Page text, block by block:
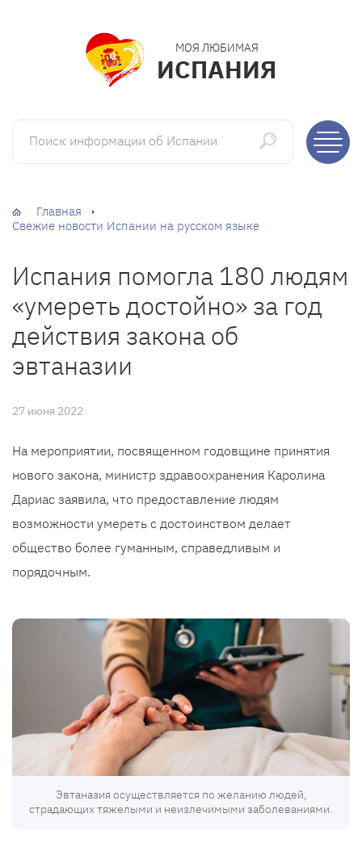
МОЯ ЛЮБИМАЯ
ИСПАНИЯ
Поиск информации об Испании
Главная
Свежие новости Испании на русском языке
Испания помогла 180 людям
«умереть достойно» за год
действия закона об
эвтаназии
27 июня 2022
На мероприятии, посвященном годовщине принятия
нового закона, министр здравоохранения Каролина
Дариас заявила, что предоставление людям
возможности умереть с достоинством делает
общество более гуманным, справедливым и
порядочным.
Эвтаназия осуществляется по желанию людей,
страдающих тяжелыми и неизлечимыми заболеваниями.